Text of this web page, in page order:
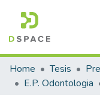
Communities &
All of DSpace
Home Tesis
E.P. Odontologia